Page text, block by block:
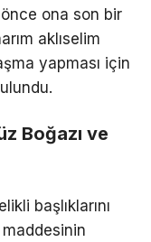
önce ona son bir
aklıselim
yapması için
Boğazı ve
başlıklarını